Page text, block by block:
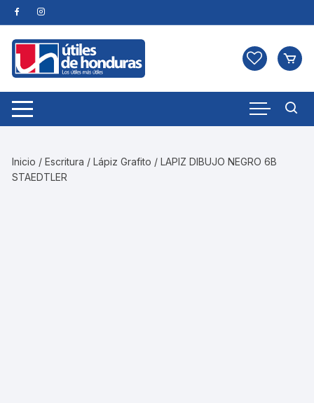
Skip
to
content
Inicio /Escritura /Lápiz Grafito / LAPIZ DIBUJO NEGRO 6B
STAEDTLER